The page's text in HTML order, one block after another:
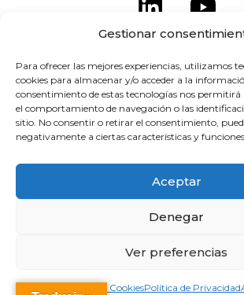
Gestionar
Para ofrecer las mejores experiencias, utilizamos
cookies para almacenar y/o acceder a la
consentimiento de estas tecnologías nos permitirá
el comportamiento de navegación o las
sitio. No consentir o retirar el consentimiento,
negativamente a ciertas características y
Aceptar
Denegar
Ver preferencias
Política de CookiesPolítica de Privacidad
Copyright © 2026
Powered by flipaz.es